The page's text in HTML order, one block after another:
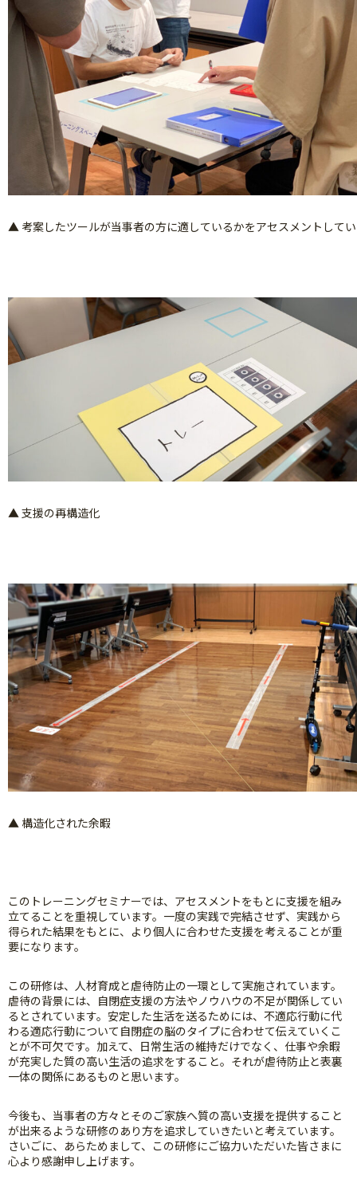
▲ 考案したツールが当事者の方に適しているかをアセスメントして
▲ 支援の再構造化
▲ 構造化された余暇
このトレーニングセミナーでは、アセスメントをもとに支援を組み
立てることを重視しています。一度の実践で完結させず、実践から
得られた結果をもとに、より個人に合わせた支援を考えることが重
要になります。
この研修は、人材育成と虐待防止の一環として実施されています。
虐待の背景には、自閉症支援の方法やノウハウの不足が関係してい
るとされています。安定した生活を送るためには、不適応行動に代
わる適応行動について自閉症の脳のタイプに合わせて伝えていくこ
とが不可欠です。加えて、日常生活の維持だけでなく、仕事や余暇
が充実した質の高い生活の追求をすること。それが虐待防止と表裏
一体の関係にあるものと思います。
今後も、当事者の方々とそのご家族へ質の高い支援を提供すること
が出来るような研修のあり方を追求していきたいと考えています。
さいごに、あらためまして、この研修にご協力いただいた皆さまに
心より感謝申し上げます。